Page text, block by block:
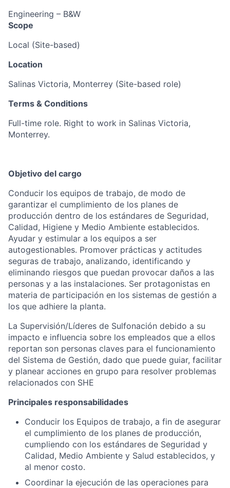
​​Engineering – B&W​
Scope
​​Local (Site-based)​
Location
Salinas Victoria, Monterrey (Site-based role)
Terms & Conditions
​​Full-time role. Right to work in Salinas Victoria,
Monterrey.
Objetivo del cargo
Conducir los equipos de trabajo, de modo de
garantizar el cumplimiento de los planes de
producción dentro de los estándares de Seguridad,
Calidad, Higiene y Medio Ambiente establecidos.
Ayudar y estimular a los equipos a ser
autogestionables. Promover prácticas y actitudes
seguras de trabajo, analizando, identificando y
eliminando riesgos que puedan provocar daños a las
personas y a las instalaciones. Ser protagonistas en
materia de participación en los sistemas de gestión a
los que adhiere la planta.
La Supervisión/Líderes de Sulfonación debido a su
impacto e influencia sobre los empleados que a ellos
reportan son personas claves para el funcionamiento
del Sistema de Gestión, dado que puede guiar, facilitar
y planear acciones en grupo para resolver problemas
relacionados con SHE
Principales responsabilidades
Conducir los Equipos de trabajo, a fin de asegurar
el cumplimiento de los planes de producción,
cumpliendo con los estándares de Seguridad y
Calidad, Medio Ambiente y Salud establecidos, y
al menor costo.
Coordinar la ejecución de las operaciones para